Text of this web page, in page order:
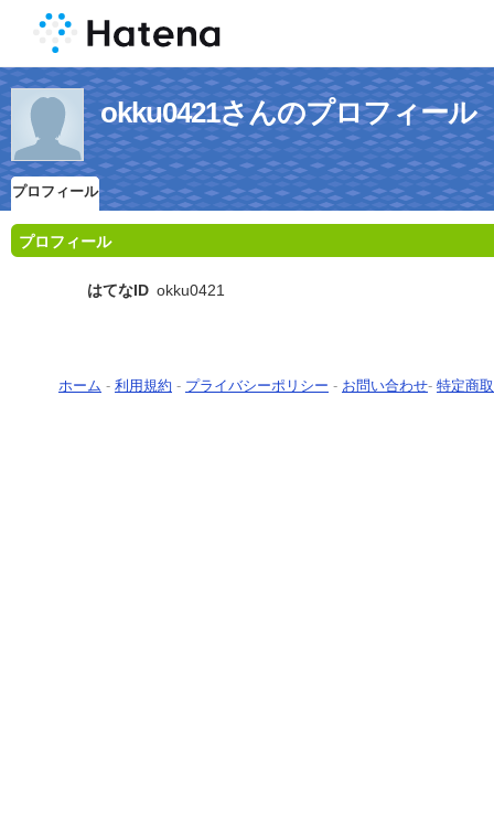
okku0421さんのプロフィール
プロフィール
プロフィール
はてなID okku0421
ホーム - 利用規約 - プライバシーポリシー - お問い合わせ- 特定商